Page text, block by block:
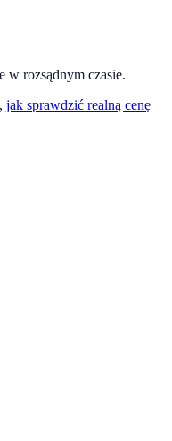
w rozsądnym czasie.
jak sprawdzić realną cenę